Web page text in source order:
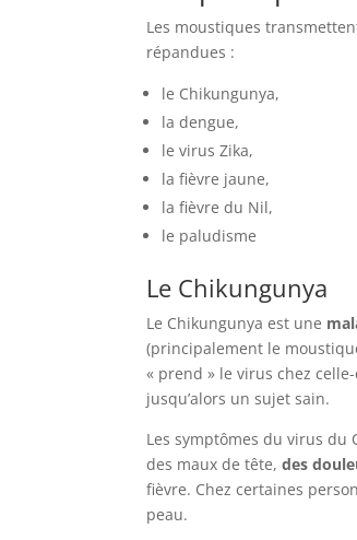
Les moustiques
répandues :
le Chikungunya,
la dengue,
le virus Zika,
la fièvre jaune,
la fièvre du Nil,
le paludisme
Le Chikungunya
Le Chikungunya est une
(principalement le
« prend » le virus chez celle-
jusqu’alors un sujet sain.
Les symptômes du virus
des maux de tête, des
fièvre. Chez certaines
peau.